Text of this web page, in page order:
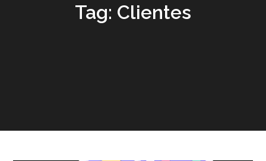
Tag: Clientes